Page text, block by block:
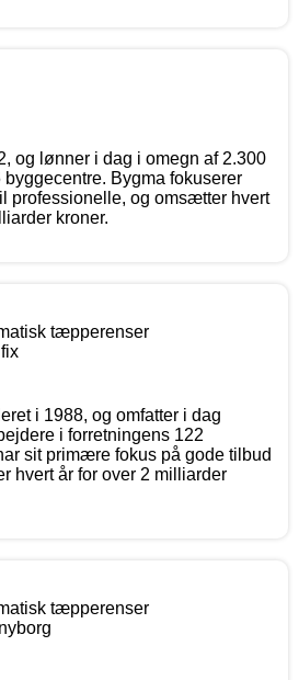
og lønner i dag i omegn af 2.300
Bygma fokuserer
professionelle, og omsætter hvert
kroner.
i 1988, og omfatter i dag
i forretningens 122
sit primære fokus på gode tilbud
hvert år for over 2 milliarder